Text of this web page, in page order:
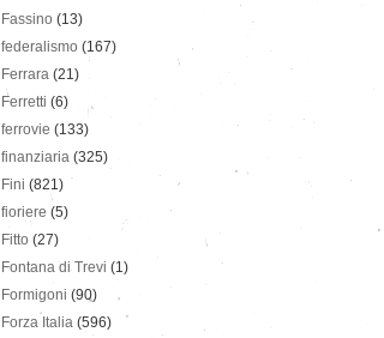
Fassino (13)
federalismo (167)
Ferrara (21)
Ferretti (6)
ferrovie (133)
finanziaria (325)
Fini (821)
fioriere (5)
Fitto (27)
Fontana di Trevi (1)
Formigoni (90)
Forza Italia (596)